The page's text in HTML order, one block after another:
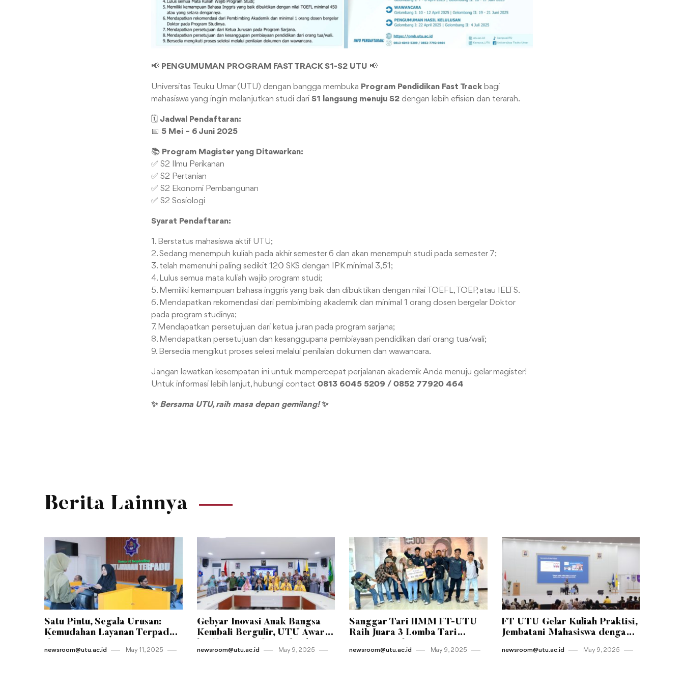
📢 PENGUMUMAN PROGRAM FAST TRACK S1-S2 UTU 📢
Universitas Teuku Umar (UTU) dengan bangga membuka Program Pendidikan Fast Track bagi
mahasiswa yang ingin melanjutkan studi dari S1 langsung menuju S2 dengan lebih efisien dan terarah.
🗓 Jadwal Pendaftaran:
📅 5 Mei – 6 Juni 2025
📚 Program Magister yang Ditawarkan:
✅ S2 Ilmu Perikanan
✅ S2 Pertanian
✅ S2 Ekonomi Pembangunan
✅ S2 Sosiologi
Syarat Pendaftaran:
1. Berstatus mahasiswa aktif UTU;
2. Sedang menempuh kuliah pada akhir semester 6 dan akan menempuh studi pada semester 7;
3. telah memenuhi paling sedikit 120 SKS dengan IPK minimal 3,51;
4. Lulus semua mata kuliah wajib program studi;
5. Memiliki kemampuan bahasa inggris yang baik dan dibuktikan dengan nilai TOEFL, TOEP, atau IELTS.
6. Mendapatkan rekomendasi dari pembimbing akademik dan minimal 1 orang dosen bergelar Doktor
pada program studinya;
7. Mendapatkan persetujuan dari ketua juran pada program sarjana;
8. Mendapatkan persetujuan dan kesanggupana pembiayaan pendidikan dari orang tua/wali;
9. Bersedia mengikut proses selesi melalui penilaian dokumen dan wawancara.
Jangan lewatkan kesempatan ini untuk mempercepat perjalanan akademik Anda menuju gelar magister!
Untuk informasi lebih lanjut, hubungi contact 0813 6045 5209 / 0852 77920 464
✨ Bersama UTU, raih masa depan gemilang!✨
Berita Lainnya
Satu Pintu, Segala Urusan:
Kemudahan Layanan Terpadu
newsroom@utu.ac.id May 11 , 2025
Gebyar Inovasi Anak Bangsa
Kembali Bergulir, UTU Awards
newsroom@utu.ac.id May 9 , 2025
Sanggar Tari HMM FT-UTU
Raih Juara 3 Lomba Tari
newsroom@utu.ac.id May 9 , 2025
FT UTU Gelar Kuliah Praktisi,
Jembatani Mahasiswa dengan
newsroom@utu.ac.id May 9 , 2025